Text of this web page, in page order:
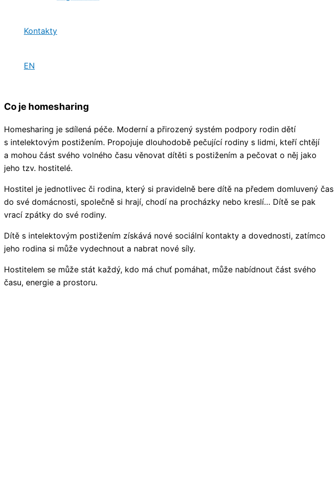
Kontakty
EN
Co je homesharing
Homesharing je sdílená péče. Moderní a přirozený systém podpory rodin dětí
s intelektovým postižením. Propojuje dlouhodobě pečující rodiny s lidmi, kteří chtějí
a mohou část svého volného času věnovat dítěti s postižením a pečovat o něj jako
jeho tzv. hostitelé.
Hostitel je jednotlivec či rodina, který si pravidelně bere dítě na předem domluvený čas
do své domácnosti, společně si hrají, chodí na procházky nebo kreslí… Dítě se pak
vrací zpátky do své rodiny.
Dítě s intelektovým postižením získává nové sociální kontakty a dovednosti, zatímco
jeho rodina si může vydechnout a nabrat nové síly.
Hostitelem se může stát každý, kdo má chuť pomáhat, může nabídnout část svého
času, energie a prostoru.